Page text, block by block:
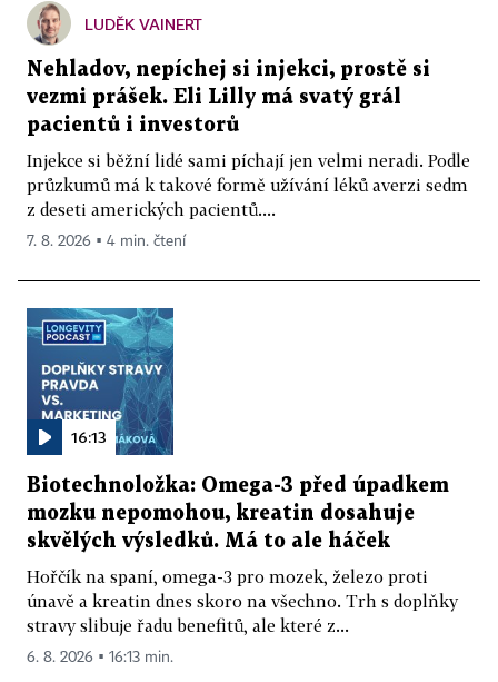
LUDĚK VAINERT
Nehladov, nepíchej si injekci, prostě si
vezmi prášek. Eli Lilly má svatý grál
pacientů i investorů
Injekce si běžní lidé sami píchají jen velmi neradi. Podle
průzkumů má k takové formě užívání léků averzi sedm
z deseti amerických pacientů....
7. 8. 2026 ▪ 4 min. čtení
16:13
Biotechnoložka: Omega-3 před úpadkem
mozku nepomohou, kreatin dosahuje
skvělých výsledků. Má to ale háček
Hořčík na spaní, omega-3 pro mozek, železo proti
únavě a kreatin dnes skoro na všechno. Trh s doplňky
stravy slibuje řadu benefitů, ale které z...
6. 8. 2026 ▪ 16:13 min.